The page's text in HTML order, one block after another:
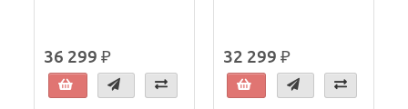
36 299 ₽ 32 299 ₽